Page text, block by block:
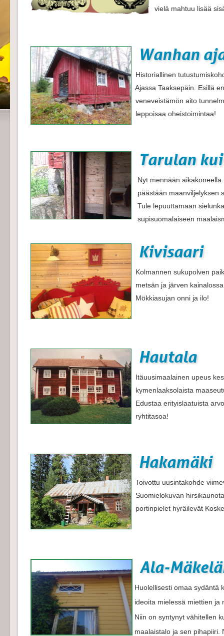
vielä mahtuu lisää
Wanhan
Historiallinen
Ajassa Taaksepäin. Esillä
veneveistämön aito
leppoisaa oheistoimintaa!
Tarulan
Nyt mennään aikakoneella
päästään maanviljelyksen
Tule lepuuttamaan
supisuomalaiseen
Kivisaari
Kolmannen sukupolven
metsän ja järven
Mökkiasujan onni ja ilo!
Hautala
Itäuusimaalainen upeus
kymenlaaksolaista
Edustaa erityislaatuista
ryhtitasoa!
Hakamäki
Toivottu uusintakohde
Suomielokuvan
portinpielet hyräilevät
Ala-
Huolellisesti omaa sydäntä
ideoita mielessä miettien ja
Niin on syntynyt vähitellen
maalaistalo ja sen pihapiiri.